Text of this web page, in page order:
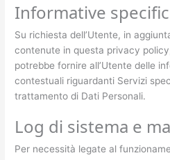
Informative
Su richiesta dell’Utente, in
contenute in questa privacy
potrebbe fornire all’Utente delle
contestuali riguardanti Servizi
trattamento di Dati Personali.
Log di sistema e
Per necessità legate al